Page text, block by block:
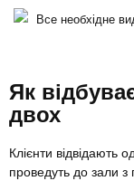
Все необхідне
Як
двох
Клієнти відвідають
проведуть до зали